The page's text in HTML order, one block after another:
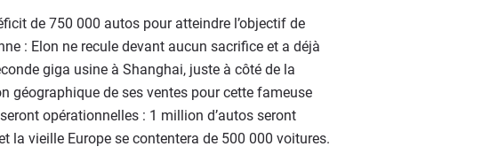
de 750 000 autos pour atteindre l’objectif de
: Elon ne recule devant aucun sacrifice et a déjà
giga usine à Shanghai, juste à côté de la
géographique de ses ventes pour cette fameuse
opérationnelles : 1 million d’autos seront
la vieille Europe se contentera de 500 000 voitures.